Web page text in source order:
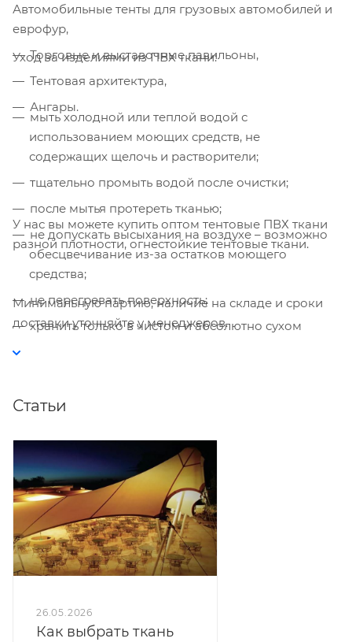
Автомобильные тенты для грузовых автомобилей и
еврофур,
Торговые и выставочные павильоны,
Тентовая архитектура,
Ангары.
Уход за изделиями из ПВХ ткани:
мыть холодной или теплой водой с
использованием моющих средств, не
содержащих щелочь и растворители;
тщательно промыть водой после очистки;
после мытья протереть тканью;
не допускать высыхания на воздухе – возможно
обесцвечивание из-за остатков моющего
средства;
не перегревать поверхность;
хранить только в чистом и абсолютно сухом
У нас вы можете купить оптом тентовые ПВХ ткани
разной плотности, огнестойкие тентовые ткани.
Минимальную партию, наличие на складе и сроки
доставки уточняйте у менеджеров.
Статьи
26.05.2026
Как выбрать ткань
Текстиль» использует cookie-файлы и
обрабатывает персональные данные с
улучшает работу сайта и
Политике. Подтвердите ваше согласие,
нажав кнопку "Принять".
Принять